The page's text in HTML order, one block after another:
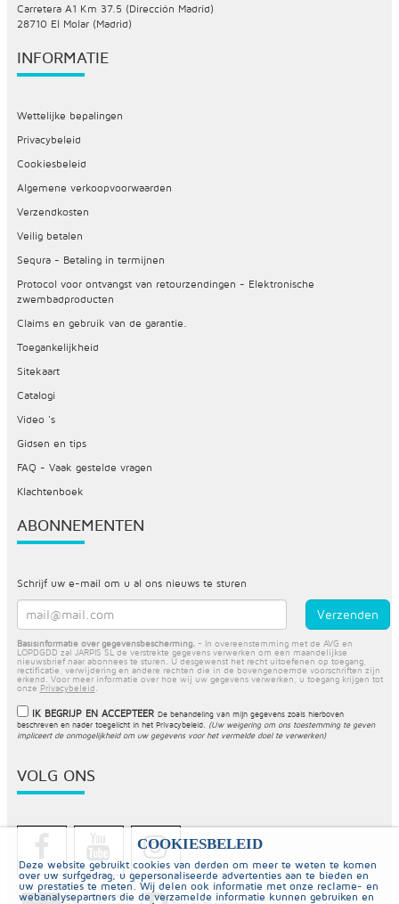
COOKIESBELEID
Deze website gebruikt cookies van derden om meer te weten te komen
over uw surfgedrag, u gepersonaliseerde advertenties aan te bieden en
uw prestaties te meten. Wij delen ook informatie met onze reclame- en
webanalysepartners die de verzamelde informatie kunnen gebruiken en
Carretera A1 Km 37.5 (Dirección Madrid)
28710 El Molar (Madrid)
INFORMATIE
Wettelijke bepalingen
Privacybeleid
Cookiesbeleid
Algemene verkoopvoorwaarden
Verzendkosten
Veilig betalen
Sequra - Betaling in termijnen
Protocol voor ontvangst van retourzendingen - Elektronische
zwembadproducten
Claims en gebruik van de garantie.
Toegankelijkheid
Sitekaart
Catalogi
Video 's
Gidsen en tips
FAQ - Vaak gestelde vragen
Klachtenboek
ABONNEMENTEN
Schrijf uw e-mail om u al ons nieuws te sturen
Basisinformatie over gegevensbescherming. - In overeenstemming met de AVG en
LOPDGDD zal JARPIS SL de verstrekte gegevens verwerken om een maandelijkse
nieuwsbrief naar abonnees te sturen. U desgewenst het recht uitoefenen op toegang,
rectificatie, verwijdering en andere rechten die in de bovengenoemde voorschriften zijn
erkend. Voor meer informatie over hoe wij uw gegevens verwerken, u toegang krijgen tot
onze Privacybeleid
IK BEGRIJP EN ACCEPTEER De behandeling van mijn gegevens zoals hierboven
beschreven en nader toegelicht in het Privacybeleid.
(Uw weigering om ons toestemming te geven
impliceert de onmogelijkheid om uw gegevens voor het vermelde doel te verwerken)
VOLG ONS